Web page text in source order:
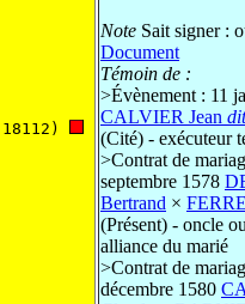
Note Sait signer :
Document
Témoin de :
>Évènement : 11
CALVIER Jean dit
(Cité) - exécuteur
>Contrat de
septembre 1578
Bertrand ×
(Présent) - oncle
alliance du marié
>Contrat de
décembre 1580